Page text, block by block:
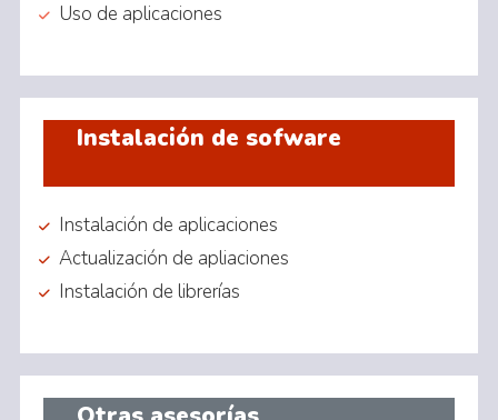
Uso de aplicaciones
Instalación de sofware
Instalación de aplicaciones
Actualización de apliaciones
Instalación de librerías